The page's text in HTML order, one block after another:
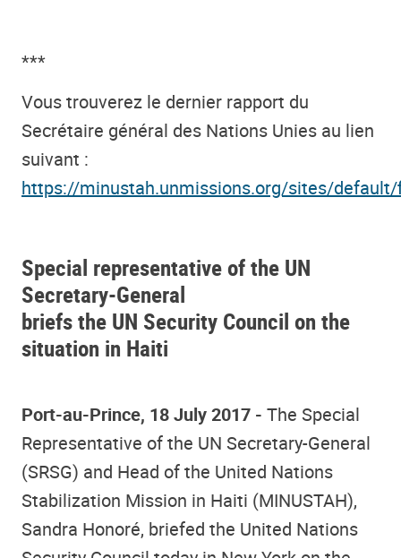
***
Vous trouverez le dernier rapport du
Secrétaire général des Nations Unies au lien
suivant :
https://minustah.unmissions.org/sites/
Special representative of the UN
Secretary-General
briefs the UN Security Council on the
situation in Haiti
Port-au-Prince, 18 July 2017 - The Special
Representative of the UN Secretary-General
(SRSG) and Head of the United Nations
Stabilization Mission in Haiti (MINUSTAH),
Sandra Honoré, briefed the United Nations